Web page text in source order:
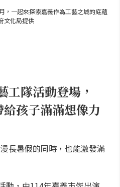
，一起來探索嘉義作為工藝之城的底蘊
文化局提供
工隊活動登場，
給孩子滿滿想像力
長暑假的同時，也能激發滿